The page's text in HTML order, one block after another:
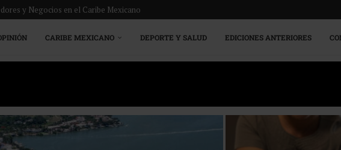
y Negocios en el Caribe Mexicano
CARIBE MEXICANO DEPORTE Y SALUD EDICIONES ANTERIORES